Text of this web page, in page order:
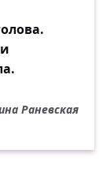
Раневская